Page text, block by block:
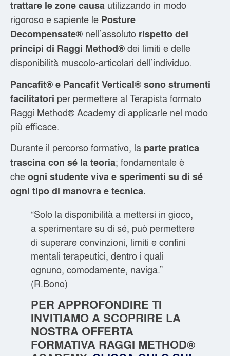
trattare le zone causa utilizzando in modo
rigoroso e sapiente le Posture
Decompensate® nell’assoluto rispetto dei
principi di Raggi Method®dei limiti e delle
disponibilità muscolo-articolari dell’individuo.
Pancafit® e Pancafit Vertical® sono strumenti
facilitatori per permettere al Terapista formato
Raggi Method® Academy di applicarle nel modo
più efficace.
Durante il percorso formativo, la parte pratica
trascina con sé la teoria; fondamentale è
cheogni studente viva e sperimenti su di sé
ogni tipo di manovra e tecnica.
“Solo la disponibilità a mettersi in gioco,
a sperimentare su di sé, può permettere
di superare convinzioni, limiti e confini
mentali terapeutici, dentro i quali
ognuno, comodamente, naviga.”
(R.Bono)
PER APPROFONDIRE TI
INVITIAMO A SCOPRIRE LA
NOSTRA OFFERTA
FORMATIVA RAGGI METHOD®